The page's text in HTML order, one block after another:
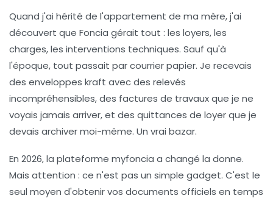
Quand j'ai hérité de l'appartement de ma mère, j'ai
découvert que Foncia gérait tout : les loyers, les
charges, les interventions techniques. Sauf qu'à
l'époque, tout passait par courrier papier. Je recevais
des enveloppes kraft avec des relevés
incompréhensibles, des factures de travaux que je ne
voyais jamais arriver, et des quittances de loyer que je
devais archiver moi-même. Un vrai bazar.
En 2026, la plateforme myfoncia a changé la donne.
Mais attention : ce n'est pas un simple gadget. C'est le
seul moyen d'obtenir vos documents officiels en temps